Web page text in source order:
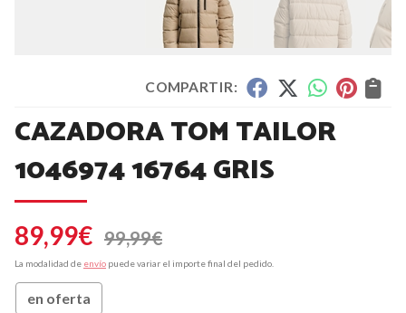
COMPARTIR:
CAZADORA TOM TAILOR
1046974 16764 GRIS
89,99€ 99,99€
La modalidad de envío puede variar el importe final del pedido.
en oferta